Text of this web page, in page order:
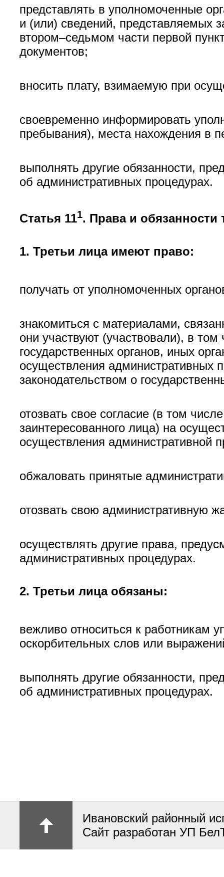
представлять в уполномоченные
и (или) сведений, представляемых
втором–седьмом части первой
документов;
вносить плату, взимаемую при
своевременно информировать
пребывания), места нахождения в
выполнять другие обязанности,
об административных процедурах.
Статья 111. Права и обязанности
1. Третьи лица имеют право:
получать от уполномоченных
знакомиться с материалами,
они участвуют (участвовали), в
государственных органов, иных
осуществления административных
законодательством о
отозвать свое согласие (в том
заинтересованного лица) на
осуществления административной
обжаловать принятые
отозвать свою административную
осуществлять другие права,
административных процедурах.
2. Третьи лица обязаны:
вежливо относиться к работникам
оскорбительных слов или
выполнять другие обязанности,
об административных процедурах.
Ивановский районный
Сайт разработан УП